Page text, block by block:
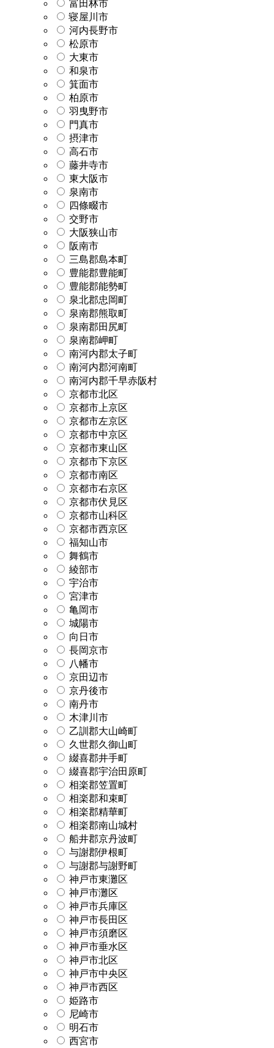
富田林市
寝屋川市
河内長野市
松原市
大東市
和泉市
箕面市
柏原市
羽曳野市
門真市
摂津市
高石市
藤井寺市
東大阪市
泉南市
四條畷市
交野市
大阪狭山市
阪南市
三島郡島本町
豊能郡豊能町
豊能郡能勢町
泉北郡忠岡町
泉南郡熊取町
泉南郡田尻町
泉南郡岬町
南河内郡太子町
南河内郡河南町
南河内郡千早赤阪村
京都市北区
京都市上京区
京都市左京区
京都市中京区
京都市東山区
京都市下京区
京都市南区
京都市右京区
京都市伏見区
京都市山科区
京都市西京区
福知山市
舞鶴市
綾部市
宇治市
宮津市
亀岡市
城陽市
向日市
長岡京市
八幡市
京田辺市
京丹後市
南丹市
木津川市
乙訓郡大山崎町
久世郡久御山町
綴喜郡井手町
綴喜郡宇治田原町
相楽郡笠置町
相楽郡和束町
相楽郡精華町
相楽郡南山城村
船井郡京丹波町
与謝郡伊根町
与謝郡与謝野町
神戸市東灘区
神戸市灘区
神戸市兵庫区
神戸市長田区
神戸市須磨区
神戸市垂水区
神戸市北区
神戸市中央区
神戸市西区
姫路市
尼崎市
明石市
西宮市